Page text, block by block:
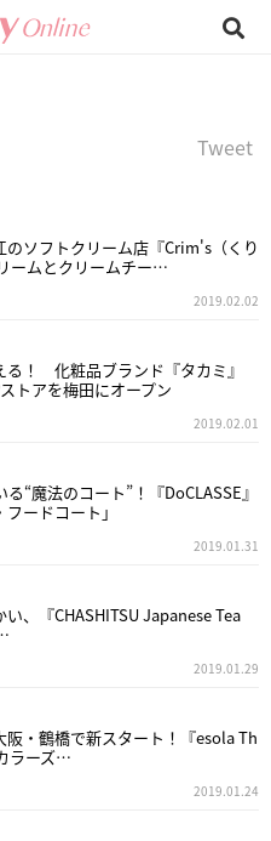
Tweet
のソフトクリーム店『Crim's（くり
ームとクリームチー…
2019.02.02
る！ 化粧品ブランド『タカミ』
トアを梅田にオープン
2019.02.01
“魔法のコート”！『DoCLASSE』
ードコート」
2019.01.31
、『CHASHITSU Japanese Tea
2019.01.29
阪・鶴橋で新スタート！『esola Th
ラーズ…
2019.01.24